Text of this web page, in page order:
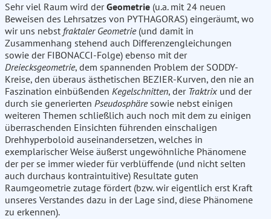
Sehr viel Raum wird derGeometrie (u.a. mit 24 neuen
Beweisen des Lehrsatzes von PYTHAGORAS) eingeräumt, wo
wir uns nebst fraktaler Geometrie(und damit in
Zusammenhang stehend auch Differenzengleichungen
sowie der FIBONACCI-Folge) ebenso mit der
Dreiecksgeometrie, dem spannenden Problem der SODDY-
Kreise, den überaus ästhetischen BEZIER-Kurven, den nie an
Faszination einbüßenden Kegelschnitten, der Traktrix und der
durch sie generierten Pseudosphäresowie nebst einigen
weiteren Themen schließlich auch noch mit dem zu einigen
überraschenden Einsichten führenden einschaligen
Drehhyperboloid auseinandersetzen, welches in
exemplarischer Weise äußerst ungewöhnliche Phänomene
der per se immer wieder für verblüffende (und nicht selten
auch durchaus kontraintuitive) Resultate guten
Raumgeometrie zutage fördert (bzw. wir eigentlich erst Kraft
unseres Verstandes dazu in der Lage sind, diese Phänomene
zu erkennen).